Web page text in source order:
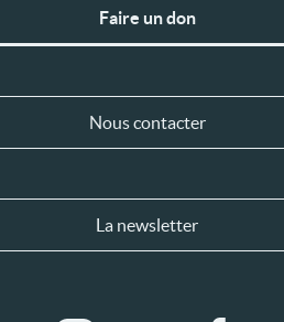
Faire un don
Nous contacter
La newsletter